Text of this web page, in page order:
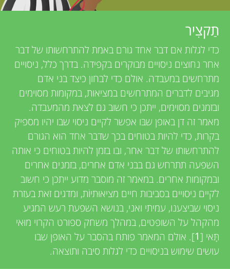
n
g
M
n
d
s
e
v
i
e
w
e
r
s
תַקצִיר
כדי לגלות אם דבר אחד גורם באמת להתרחשותו של דבר
אחר נחוצים ניסויים מבוקרים בקפידה. בדרך כלל, ניסויים
מתרחשים במעבדה. אולם כדי לבחון כיצד בני אדם
מגיבים לדברים המתרחשים במציאות, במקומות מסוימים
ובזמנים מסוימים, ייתכן כי חשוב גם לצאת מהמעבדה.
מאמר זה דן באופן שבּו אפשר לקיים ניסוי שבו יהיו מספיק
בקרות, כדי להיות בטוחים בכך שדבר אחד הוא הגורם
להתרחשותו של דבר אחר, ובו בזמן להיות בטוחים כי אותה
השפעה תתרחש גם בבני אדם אחרים, בזמנים אחרים
ובמקומות אחרים. במאמר זה מוסבר מדוע ייתכן כי חשוב
לקיים ניסויים בסביבות חיים מציאוּתיוֹת, ומדגים זאת בעזרת
ניסוי שביצענו, עמיתי ואני, בנושא השפעת רעש המגיע
מהקהל על השופטים, במהלך משחק ספורט הקרוי מוּאי
תָּאי [1]. אולם המאמר פותח בהסבר על האופן שבו
עושים שימוש בניסויים כדי לגלות סיבה ותוצאה.